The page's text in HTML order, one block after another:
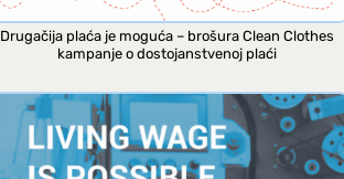
Drugačija plaća je moguća – brošura Clean Clothes
kampanje o dostojanstvenoj plaći